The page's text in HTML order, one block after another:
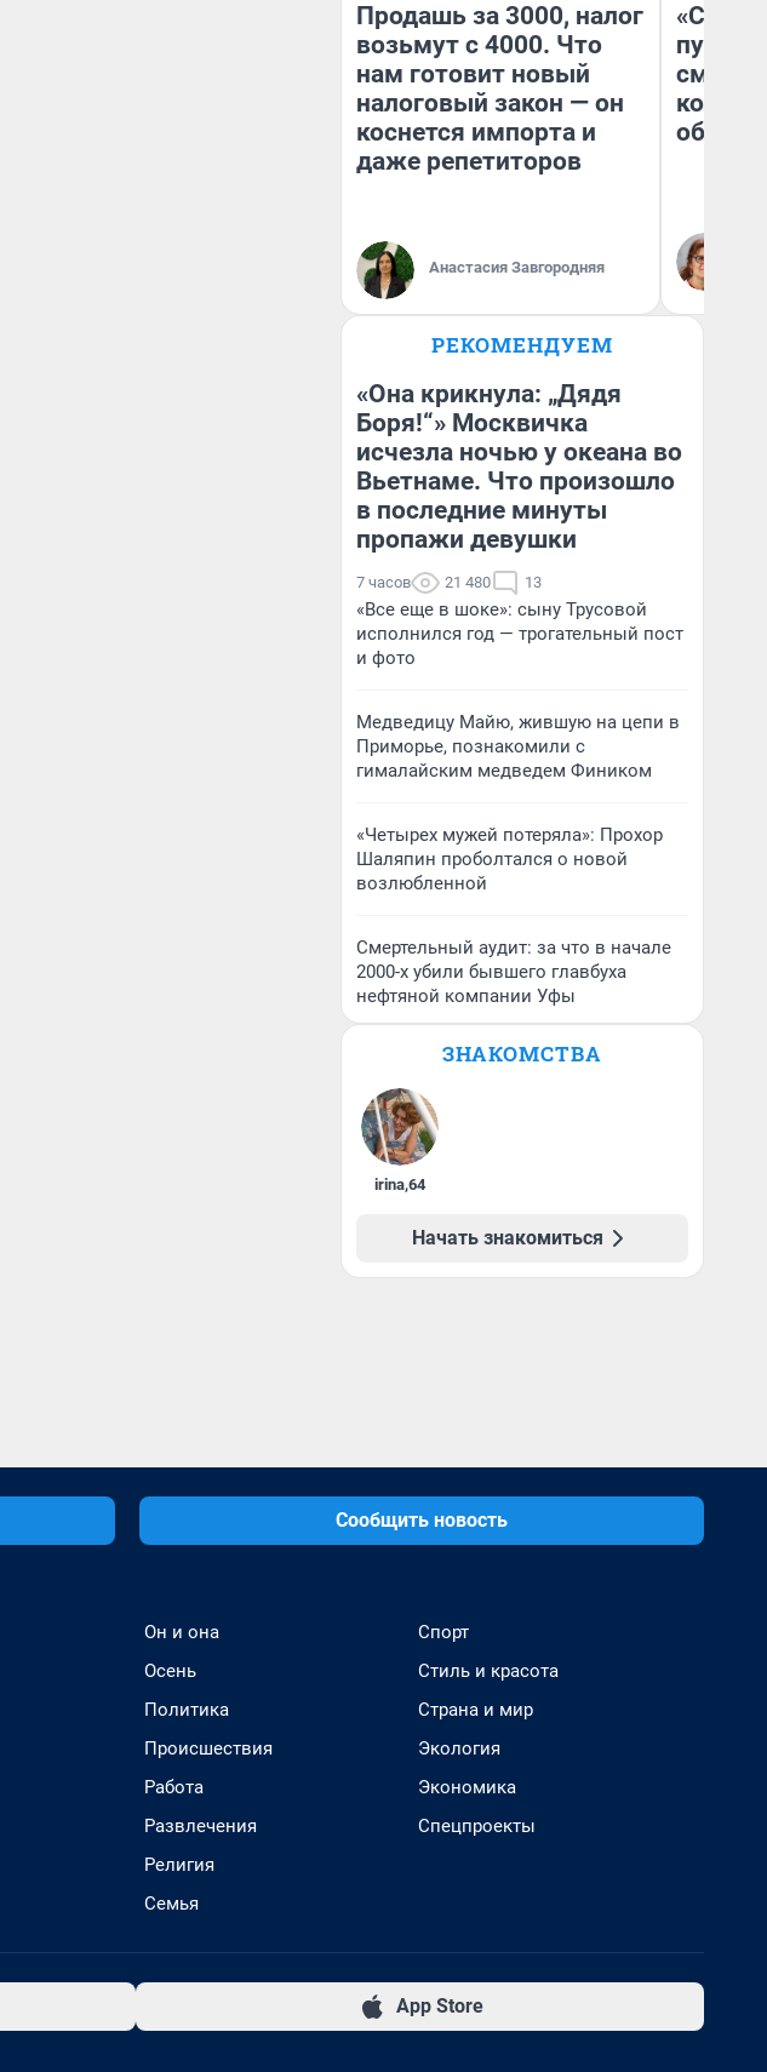
Продашь за 3000, налог
возьмут с 4000. Что
нам готовит новый
налоговый закон — он
коснется импорта и
даже репетиторов
Анастасия Завгородняя
РЕКОМЕНДУЕМ
«Она крикнула: „Дядя
Боря!“» Москвичка
исчезла ночью у океана во
Вьетнаме. Что произошло
в последние минуты
пропажи девушки
7 часов 21 480 13
«Все еще в шоке»: сыну Трусовой
исполнился год — трогательный пост
и фото
Медведицу Майю, жившую на цепи в
Приморье, познакомили с
гималайским медведем Фиником
«Четырех мужей потеряла»: Прохор
Шаляпин проболтался о новой
возлюбленной
Смертельный аудит: за что в начале
2000-х убили бывшего главбуха
нефтяной компании Уфы
ЗНАКОМСТВА
irina,64
Начать знакомиться
Сообщить новость
Он и она
Осень
Политика
Происшествия
Работа
Развлечения
Религия
Семья
Спорт
Стиль и красота
Страна и мир
Экология
Экономика
Спецпроекты
App Store